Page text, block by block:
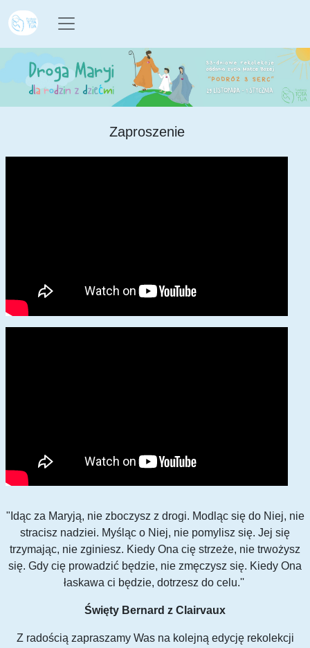
Zaproszenie
"Idąc za Maryją, nie zboczysz z drogi. Modląc się do Niej, nie
stracisz nadziei. Myśląc o Niej, nie pomylisz się. Jej się
trzymając, nie zginiesz. Kiedy Ona cię strzeże, nie trwożysz
się. Gdy cię prowadzić będzie, nie zmęczysz się. Kiedy Ona
łaskawa ci będzie, dotrzesz do celu.''
Święty Bernard z Clairvaux
Z radością zapraszamy Was na kolejną edycję rekolekcji